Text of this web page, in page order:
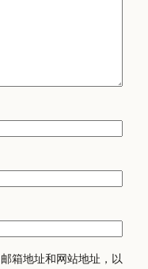
箱地址和网站地址，以